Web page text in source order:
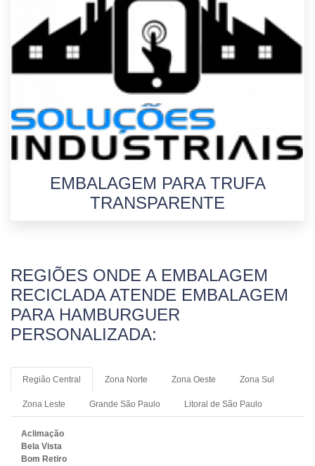
EMBALAGEM PARA TRUFA
TRANSPARENTE
REGIÕES ONDE A EMBALAGEM
RECICLADA ATENDE EMBALAGEM
PARA HAMBURGUER
PERSONALIZADA:
Região Central Zona Norte Zona Oeste Zona Sul
Zona Leste Grande São Paulo Litoral de São Paulo
Aclimação
Bela Vista
Bom Retiro